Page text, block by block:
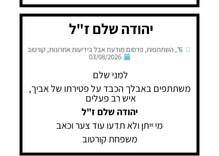
יהודה שלם ז"ל
6"
, השתתפות, פרסום מודעת אבל בידיעות אחרונות, קורטוב
03/08/2026
למני שלם
משתתפים באבלך הכבד על פטירתו של אביך,
איש רב פעלים
יהודה שלם ז"ל
מי ייתן ולא תדעו עוד צער וכאב
משפחת קורטוב